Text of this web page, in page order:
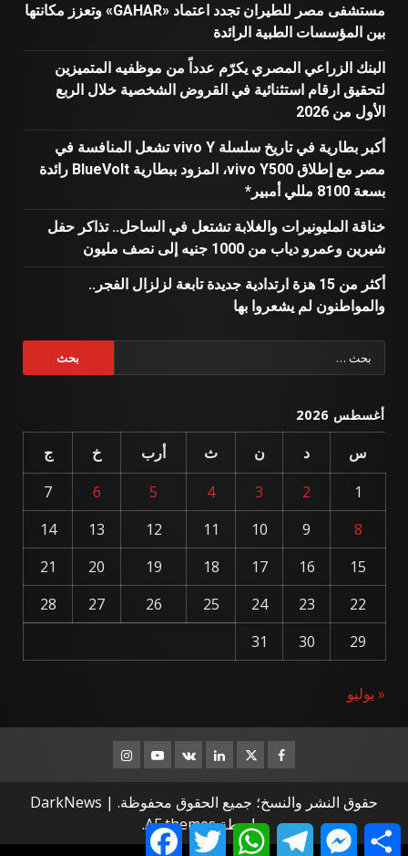
مستشفى مصر للطيران تجدد اعتماد «GAHAR» وتعزز مكانتها
بين المؤسسات الطبية الرائدة
البنك الزراعي المصري يكرّم عدداً من موظفيه المتميزين
لتحقيق ارقام استثنائية في القروض الشخصية خلال الربع
الأول من 2026
أكبر بطارية في تاريخ سلسلة vivo Y تشعل المنافسة في
مصر مع إطلاق vivo Y500، المزود ببطارية BlueVolt رائدة
بسعة 8100 مللي أمبير*
خناقة المليونيرات والغلابة تشتعل في الساحل.. تذاكر حفل
شيرين وعمرو دياب من 1000 جنيه إلى نصف مليون
أكثر من 15 هزة ارتدادية جديدة تابعة لزلزال الفجر..
والمواطنون لم يشعروا بها
عن:
أغسطس 2026
س د ن ث أرب خ
ج
1
2
3
4
5
6
7
8
9
10
11
12
13
14
15
16
17
18
19
20
21
22
23
24
25
26
27
28
29
30
31
« يوليو
Facebook
Twitter
Linkedin
VK
Youtube
Instagram
حقوق النشر والنسخ؛ جميع الحقوق محفوظة. |
DarkNews
بواسطة AF themes.
FacebookTwitter
WhatsAppTelegramMessenger Share